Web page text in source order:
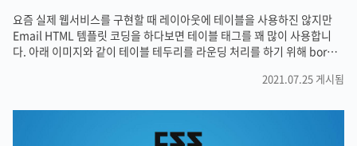
요즘 실제 웹서비스를 구현할 때 레이아웃에 테이블을 사용하진 않지만
Email HTML 템플릿 코딩을 하다보면 테이블 태그를 꽤 많이 사용합니
다. 아래 이미지와 같이 테이블 테두리를 라운딩 처리를 하기 위해 border
결방법 만약 테이블 태그에 해당 이슈가 발생했다면 border-collapse:
값)으로 설정하면 정상적으로 border radius 속성을 적용할 수 있습니
2021.07.25 게시됨